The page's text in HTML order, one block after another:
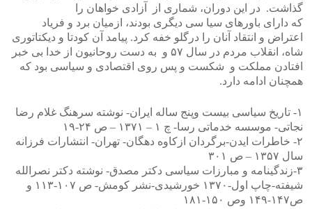
گذاشت. در این دوران، شماری از آزادی خواهان را
که دارای باورهای سیا سی دیگری بودند، ازمیان برد و فریاد
اعتراض و انتقاد آنان را درگلو خفه کرد. پیامد آن کودتا و دیکتاتوری
شاه، انقلاب مردم در سال ۵۷ و به دست روحانیون از خدا بی خبر
افتادن مملکت و شکست و پس روی اقتصادی و سیاسی بود که
همچنان ادامه دارد.
۱- تاریخ سیاسی بیست وپنج ساله ایران- نوشته سرهنگ غلام رضا
نجاتی- موسسه خدماتی رسا- چ ۱ – ۱۳۷۱ – ص ۲۴-۱۹
۲- خاطرات ایدن-برگردان ازکاوه دهگان- تهران- انتشارات فرزانه
سال ۱۳۵۷ – ص ۳۰۱
۳-زندگینامه و مبارزات سیاسی دکتر مصدق- نوشته دکتر نصرالله
شیفته-چاپ اول-۱۳۷۰ خورشیدی-نشر کومش- ص ۱۰۷-۱۱۳ و
ص۱۴۷-۱۴۹ وص ۱۵۰-۱۸۱